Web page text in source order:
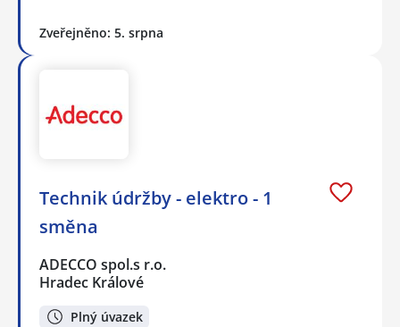
Zveřejněno: 5. srpna
Technik údržby - elektro - 1
směna
ADECCO spol.s r.o.
Hradec Králové
Plný úvazek